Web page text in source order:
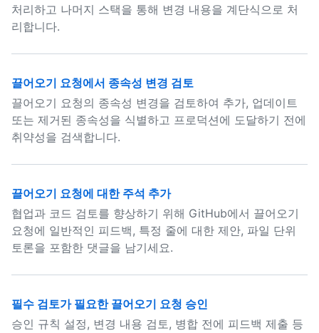
처리하고 나머지 스택을 통해 변경 내용을 계단식으로 처
리합니다.
끌어오기 요청에서 종속성 변경 검토
끌어오기 요청의 종속성 변경을 검토하여 추가, 업데이트
또는 제거된 종속성을 식별하고 프로덕션에 도달하기 전에
취약성을 검색합니다.
끌어오기 요청에 대한 주석 추가
협업과 코드 검토를 향상하기 위해 GitHub에서 끌어오기
요청에 일반적인 피드백, 특정 줄에 대한 제안, 파일 단위
토론을 포함한 댓글을 남기세요.
필수 검토가 필요한 끌어오기 요청 승인
승인 규칙 설정, 변경 내용 검토, 병합 전에 피드백 제출 등